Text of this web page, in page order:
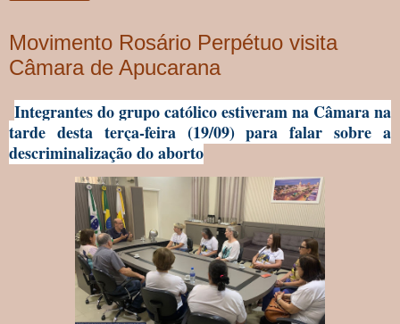
Movimento Rosário Perpétuo visita
Câmara de Apucarana
Integrantes do grupo católico estiveram na Câmara na
tarde desta terça-feira (19/09) para falar sobre a
descriminalização do aborto